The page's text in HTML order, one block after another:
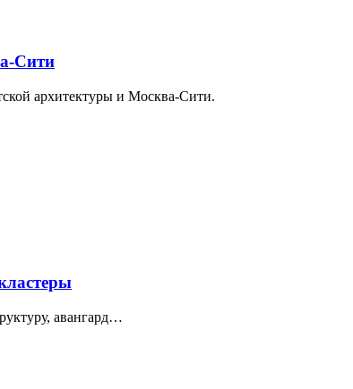
Сити
архитектуры и Москва-Сити.
авангард…